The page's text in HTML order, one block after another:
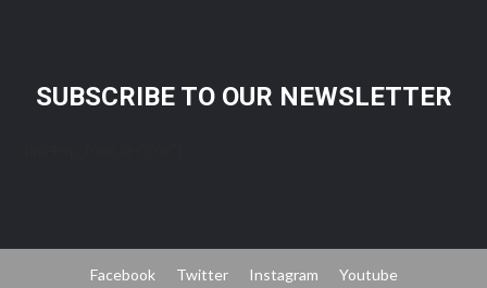
SUBSCRIBE TO OUR NEWSLETTER
Facebook Twitter Instagram Youtube